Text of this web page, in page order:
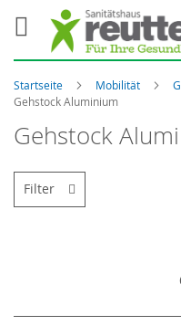
Startseite Mobilität
Gehstock Aluminium
Gehstock
Filter